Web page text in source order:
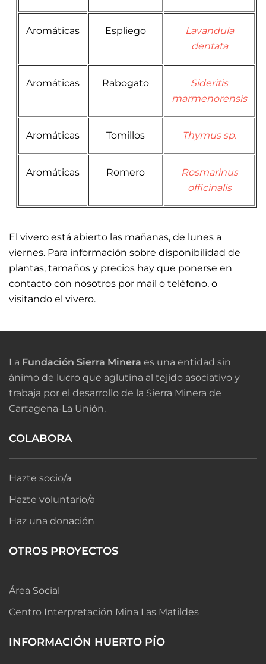
Aromáticas Espliego
Lavandula
dentata
Aromáticas Rabogato
Sideritis
marmenorensis
Aromáticas Tomillos Thymus sp.
Aromáticas Romero
Rosmarinus
officinalis
El vivero está abierto las mañanas, de lunes a
viernes. Para información sobre disponibilidad de
plantas, tamaños y precios hay que ponerse en
contacto con nosotros por mail o teléfono, o
visitando el vivero.
La Fundación Sierra Minera es una entidad sin
ánimo de lucro que aglutina al tejido asociativo y
trabaja por el desarrollo de la Sierra Minera de
Cartagena-La Unión.
COLABORA
Hazte socio/a
Hazte voluntario/a
Haz una donación
OTROS PROYECTOS
Área Social
Centro Interpretación Mina Las Matildes
INFORMACIÓN HUERTO PÍO